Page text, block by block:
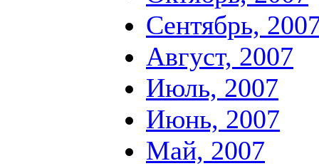
Сентябрь,
Август, 2007
Июль, 2007
Июнь, 2007
Май, 2007